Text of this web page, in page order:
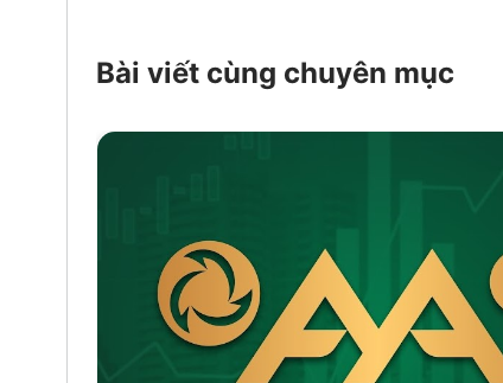
Bài viết cùng chuyên mục